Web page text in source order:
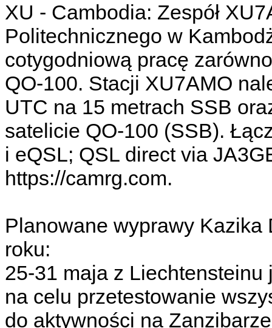
XU - Cambodia: Zespół
Politechnicznego w
cotygodniową pracę
QO-100. Stacji XU7AMO
UTC na 15 metrach SSB
satelicie QO-100 (SSB).
i eQSL; QSL direct via
https://camrg.com.
Planowane wyprawy
roku:
25-31 maja z
na celu przetestowanie
do aktywności na